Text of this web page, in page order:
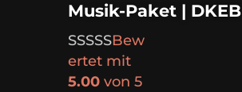
Musik-Paket | DKEB
Bew
ertet mit
5.00 von 5